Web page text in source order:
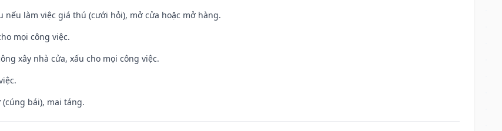
nếu làm việc giá thú (cưới hỏi), mở cửa hoặc mở hàng.
mọi công việc.
xây nhà cửa, xấu cho mọi công việc.
(cúng bái), mai táng.